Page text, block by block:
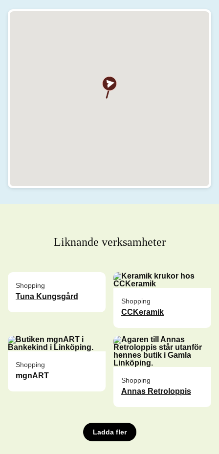
Liknande verksamheter
Shopping
Tuna Kungsgård
Shopping
CCKeramik
Shopping
mgnART
Shopping
Annas Retroloppis
Ladda fler